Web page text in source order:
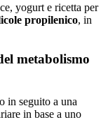
yogurt e ricetta per
propilenico, in
metabolismo
in seguito a una
in base a uno